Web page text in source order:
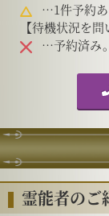
…1件予約あ
【待機状況を
…予約済み。
霊能者のご